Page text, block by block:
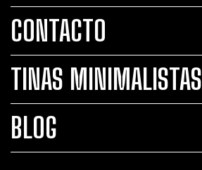
CONTACTO
TINAS MINIMALISTAS
BLOG